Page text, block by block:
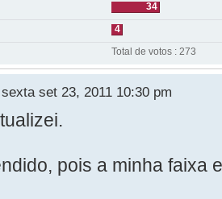
34
4
Total de votos : 273
set 23, 2011 10:30 pm
pois a minha faixa